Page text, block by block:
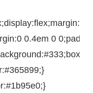
display:flex;margin:
:0 0.4em 0 0;
:#333;box-
:#365899;}
:#1b95e0;}